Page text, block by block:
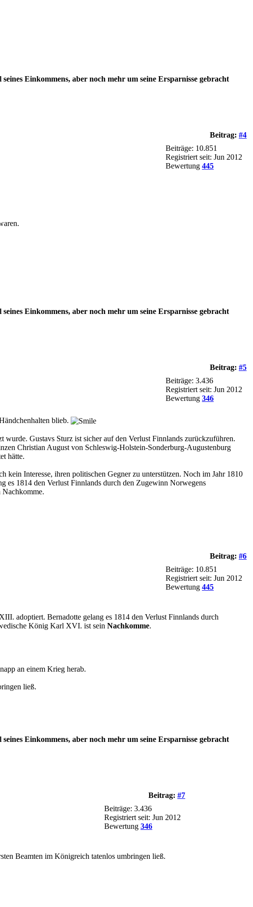
Einkommens, aber noch mehr um seine Ersparnisse gebracht
Beitrag: #4
Beiträge: 10.851
Registriert seit: Jun 2012
Bewertung 445
Einkommens, aber noch mehr um seine Ersparnisse gebracht
Beitrag: #5
Beiträge: 3.436
Registriert seit: Jun 2012
Bewertung 346
blieb.
Gustavs Sturz ist sicher auf den Verlust Finnlands zurückzuführen.
Christian August von Schleswig-Holstein-Sonderburg-Augustenburg
hätte.
Interesse, ihren politischen Gegner zu unterstützen. Noch im Jahr 1810
es 1814 den Verlust Finnlands durch den Zugewinn Norwegens
Beitrag: #6
Beiträge: 10.851
Registriert seit: Jun 2012
Bewertung 445
adoptiert. Bernadotte gelang es 1814 den Verlust Finnlands durch
König Karl XVI. ist sein Nachkomme.
an einem Krieg herab.
ließ.
Einkommens, aber noch mehr um seine Ersparnisse gebracht
Beitrag: #7
Beiträge: 3.436
Registriert seit: Jun 2012
Bewertung 346
Beamten im Königreich tatenlos umbringen ließ.